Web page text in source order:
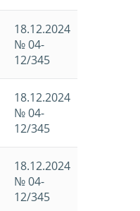
18.12.2024
№ 04-
12/345
18.12.2024
№ 04-
12/345
18.12.2024
№ 04-
12/345